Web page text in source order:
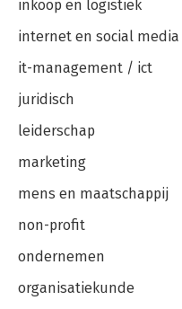
inkoop en logistiek
internet en social media
it-management / ict
juridisch
leiderschap
marketing
mens en maatschappij
non-profit
ondernemen
organisatiekunde